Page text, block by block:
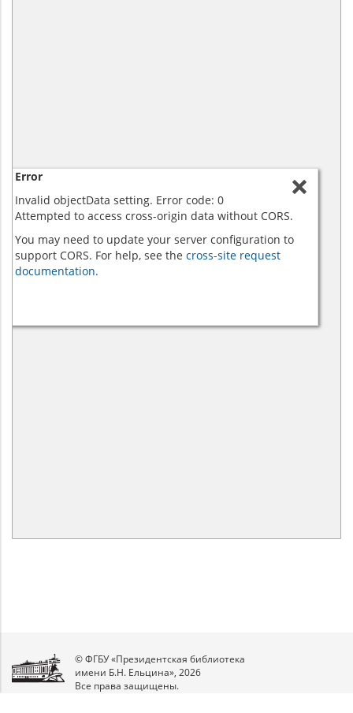
Error
Invalid objectData setting. Error code: 0
Attempted to access cross-origin data without CORS.
You may need to update your server configuration to
support CORS. For help, see the cross-site request
documentation.
© ФГБУ «Президентская библиотека
имени Б.Н. Ельцина», 2026
Все права защищены.